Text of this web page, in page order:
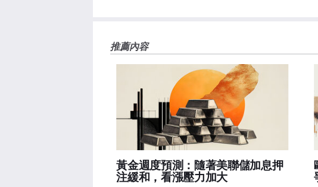
FXStreet和作者不提供個性化的建議。作者對該資訊的準確性、完整
失，傷害或損害由此資訊及其顯示或使用引起的。錯誤和遺漏除外。
推薦內容
黃金週度預測：隨著美聯儲加息押
注緩和，看漲壓力加大